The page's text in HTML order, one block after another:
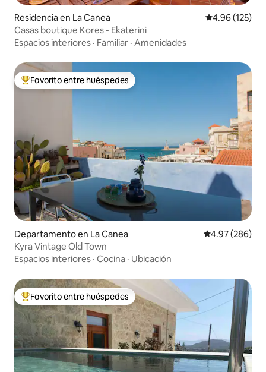
Residencia en La Canea Calificación
4.96 (125)
Casas boutique Kores - Ekaterini
Espacios interiores · Familiar · Amenidades
De los mejores en Favorito entre huéspedes
Favorito entre huéspedes
Departamento en La Canea Calificación
4.97 (286)
Kyra Vintage Old Town
Espacios interiores · Cocina · Ubicación
De los mejores en Favorito entre huéspedes
Favorito entre huéspedes